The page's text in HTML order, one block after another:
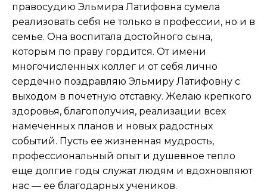
правосудию Эльмира Латифовна сумела
реализовать себя не только в профессии, но и в
семье. Она воспитала достойного сына,
которым по праву гордится. От имени
многочисленных коллег и от себя лично
сердечно поздравляю Эльмиру Латифовну с
выходом в почетную отставку. Желаю крепкого
здоровья, благополучия, реализации всех
намеченных планов и новых радостных
событий. Пусть ее жизненная мудрость,
профессиональный опыт и душевное тепло
еще долгие годы служат людям и вдохновляют
нас — ее благодарных учеников.